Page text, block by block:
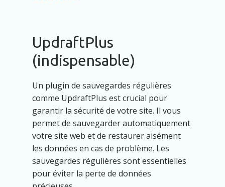
UpdraftPlus
(indispensable)
Un plugin de sauvegardes régulières
comme UpdraftPlus est crucial pour
garantir la sécurité de votre site. Il vous
permet de sauvegarder automatiquement
votre site web et de restaurer aisément
les données en cas de problème. Les
sauvegardes régulières sont essentielles
pour éviter la perte de données